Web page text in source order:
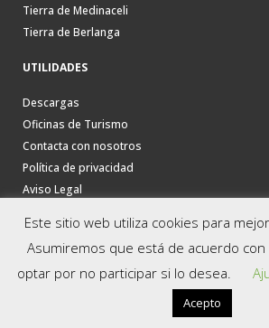
Tierra de Medinaceli
Tierra de Berlanga
UTILIDADES
Descargas
Oficinas de Turismo
Contacta con nosotros
Política de privacidad
Aviso Legal
Este sitio web utiliza cookies para
Asumiremos que está de acuerdo
optar por no participar si lo desea.
Acepto